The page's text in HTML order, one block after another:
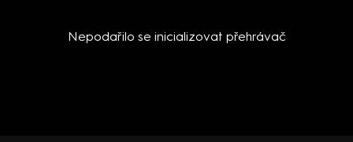
Nepodařilo se inicializovat přehrávač